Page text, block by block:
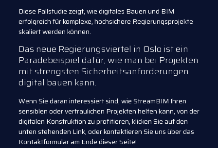
Diese Fallstudie zeigt, wie digitales Bauen und BIM
erfolgreich für komplexe, hochsichere Regierungsprojekte
skaliert werden können.
Das neue Regierungsviertel in Oslo ist ein
Paradebeispiel dafür, wie man bei Projekten
mit strengsten Sicherheitsanforderungen
digital bauen kann.
Wenn Sie daran interessiert sind, wie StreamBIM Ihren
sensiblen oder vertraulichen Projekten helfen kann, von der
digitalen Konstruktion zu profitieren, klicken Sie auf den
unten stehenden Link, oder kontaktieren Sie uns über das
Kontaktformular am Ende dieser Seite!